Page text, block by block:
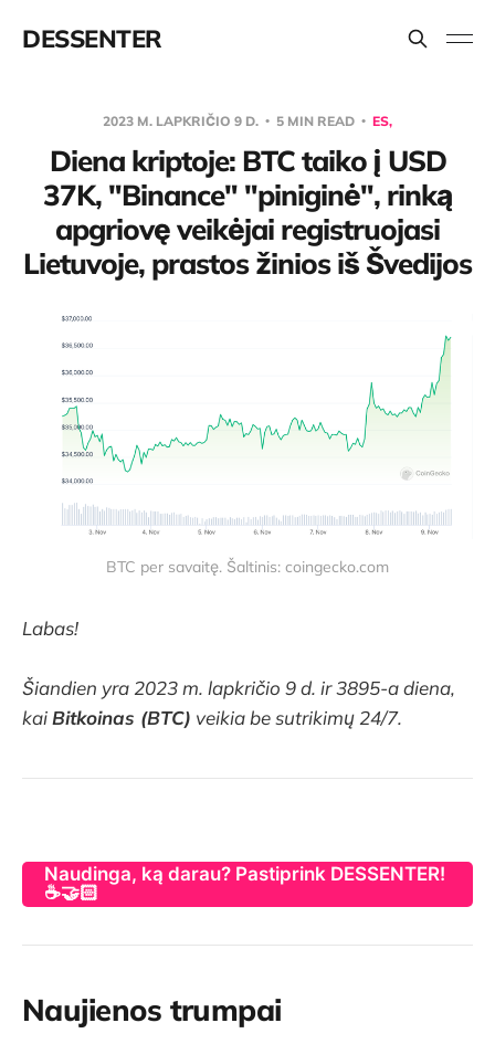
DESSENTER
2023 M. LAPKRIČIO 9 D. 5 MIN READ ES,
Diena kriptoje: BTC taiko į USD
37K, "Binance" "piniginė", rinką
apgriovę veikėjai registruojasi
Lietuvoje, prastos žinios iš Švedijos
BTC per savaitę. Šaltinis: coingecko.com
Labas!
Šiandien yra 2023 m. lapkričio 9 d. ir 3895-a diena,
kaiBitkoinas (BTC) veikia be sutrikimų 24/7.
Naudinga, ką darau? Pastiprink DESSENTER!
☕🤝🏻
Naujienos trumpai